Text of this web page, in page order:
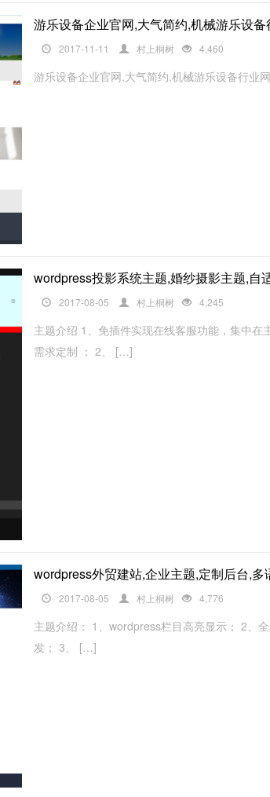
游乐设备企业官网,大气简约,机械游乐设
2017-11-11 村上桐树 4,460
游乐设备企业官网,大气简约,机械游乐设备行业
wordpress投影系统主题,婚纱摄影主题,自
2017-08-05 村上桐树 4,245
主题介绍 1、免插件实现在线客服功能，集中
需求定制 ； 2、 […]
wordpress外贸建站,企业主题,定制后台,多
2017-08-05 村上桐树 4,776
主题介绍： 1、wordpress栏目高亮显示； 2、
发； 3、 […]